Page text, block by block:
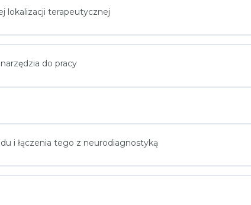
lokalizacji terapeutycznej
do pracy
i łączenia tego z neurodiagnostyką